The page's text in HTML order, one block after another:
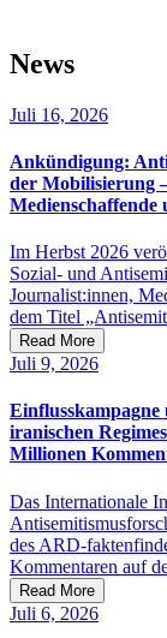
News
Juli 16, 2026
Ankündigung:
der Mobilisierung
Im Herbst 2026
Sozial- und
Journalist:innen,
dem Titel
Read More
Juli 9, 2026
Einflusskampagne
iranischen
Millionen
Das Internationale
des ARD-
Kommentaren auf
Read More
Juli 6, 2026